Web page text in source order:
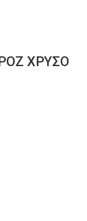
ΧΡΥΣΟ